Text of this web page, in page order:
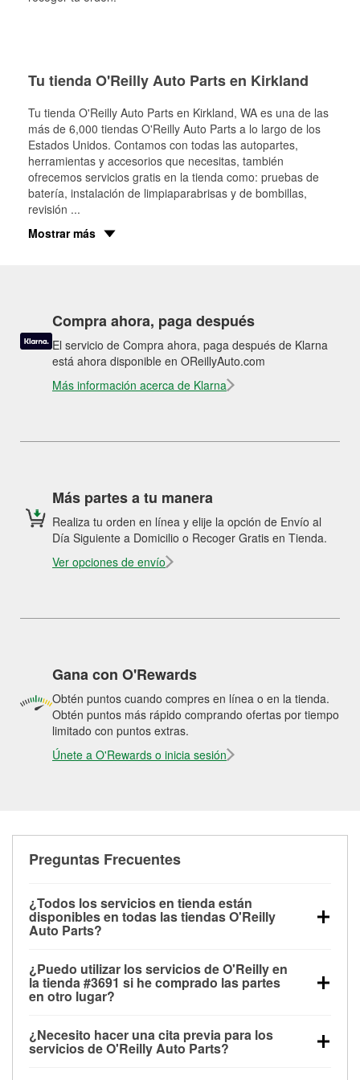
Tu tienda O'Reilly Auto Parts en Kirkland
Tu tienda O'Reilly Auto Parts en Kirkland, WA es una de las
más de 6,000 tiendas O'Reilly Auto Parts a lo largo de los
Estados Unidos. Contamos con todas las autopartes,
herramientas y accesorios que necesitas, también
ofrecemos servicios gratis en la tienda como: pruebas de
batería, instalación de limpiaparabrisas y de bombillas,
revisión ...
Mostrar más
Compra ahora, paga después
El servicio de Compra ahora, paga después de Klarna
está ahora disponible en OReillyAuto.com
Más información acerca de Klarna
Más partes a tu manera
Realiza tu orden en línea y elije la opción de Envío al
Día Siguiente a Domicilio o Recoger Gratis en Tienda.
Ver opciones de envío
Gana con O'Rewards
Obtén puntos cuando compres en línea o en la tienda.
Obtén puntos más rápido comprando ofertas por tiempo
limitado con puntos extras.
Únete a O'Rewards o inicia sesión
Preguntas Frecuentes
¿Todos los servicios en tienda están
disponibles en todas las tiendas O'Reilly
Auto Parts?
las pruebas de batería, pruebas de alternador y
motor de arranque, revisión de la luz “Check Engine”
con O'Reilly VeriScan® e instalación de
limpiaparabrisas o bombillas, están disponibles en
todas las tiendas O'Reilly Auto Parts. La tienda
¿Puedo utilizar los servicios de O'Reilly en
la tienda #3691 si he comprado las partes
en otro lugar?
de O'Reilly Auto Parts que estén disponibles en la
tienda #3691 de Kirkland, WA aunque hayas
¿Necesito hacer una cita previa para los
servicios de O'Reilly Auto Parts?